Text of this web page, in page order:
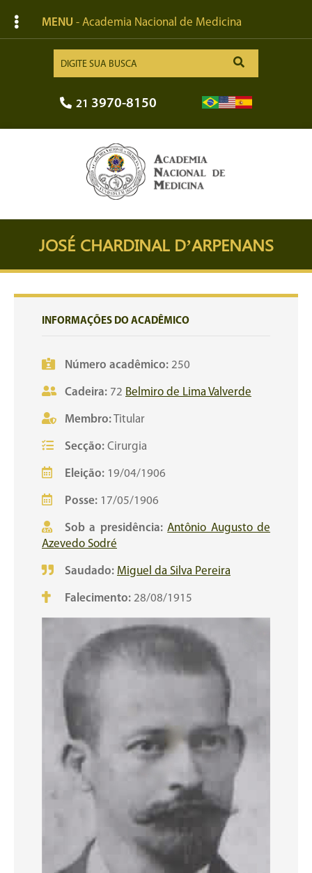
MENU - Academia Nacional de Medicina
21 3970-8150
JOSÉ CHARDINAL D’ARPENANS
INFORMAÇÕES DO ACADÊMICO
Número acadêmico: 250
Cadeira: 72 Belmiro de Lima Valverde
Membro:Titular
Secção: Cirurgia
Eleição: 19/04/1906
Posse: 17/05/1906
Sob a presidência: Antônio Augusto de
Azevedo Sodré
Saudado: Miguel da Silva Pereira
Falecimento: 28/08/1915